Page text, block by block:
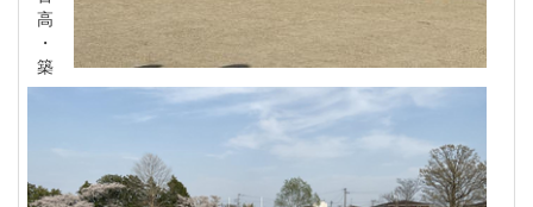
高
・
築